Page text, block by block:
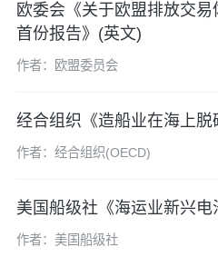
欧委会《关于欧盟排放交
首份报告》(英文)
作者：欧盟委员会
经合组织《造船业在海上
作者：经合组织(OECD)
美国船级社《海运业新兴
作者：美国船级社